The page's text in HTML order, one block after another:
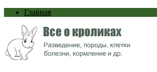
Главная